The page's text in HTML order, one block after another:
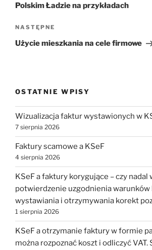
Polskim Ładzie na przykładach
Następny
wpis
NASTĘPNE
Użycie mieszkania na cele firmowe
OSTATNIE WPISY
Wizualizacja faktur wystawionych w
7 sierpnia 2026
Faktury scamowe a KSeF
4 sierpnia 2026
KSeF a faktury korygujące – czy nadal
potwierdzenie uzgodnienia warunków
wystawiania i otrzymywania korekt
1 sierpnia 2026
KSeF a otrzymanie faktury w formie
można rozpoznać koszt i odliczyć VAT.